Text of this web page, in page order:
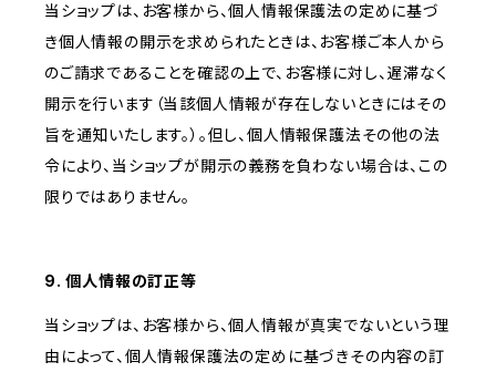
当ショップは、お客様から、個人情報保護法の定めに基づ
き個人情報の開示を求められたときは、お客様ご本人から
のご請求であることを確認の上で、お客様に対し、遅滞なく
開示を行います（当該個人情報が存在しないときにはその
旨を通知いたします。）。但し、個人情報保護法その他の法
令により、当ショップが開示の義務を負わない場合は、この
限りではありません。
9. 個人情報の訂正等
当ショップは、お客様から、個人情報が真実でないという理
由によって、個人情報保護法の定めに基づきその内容の訂